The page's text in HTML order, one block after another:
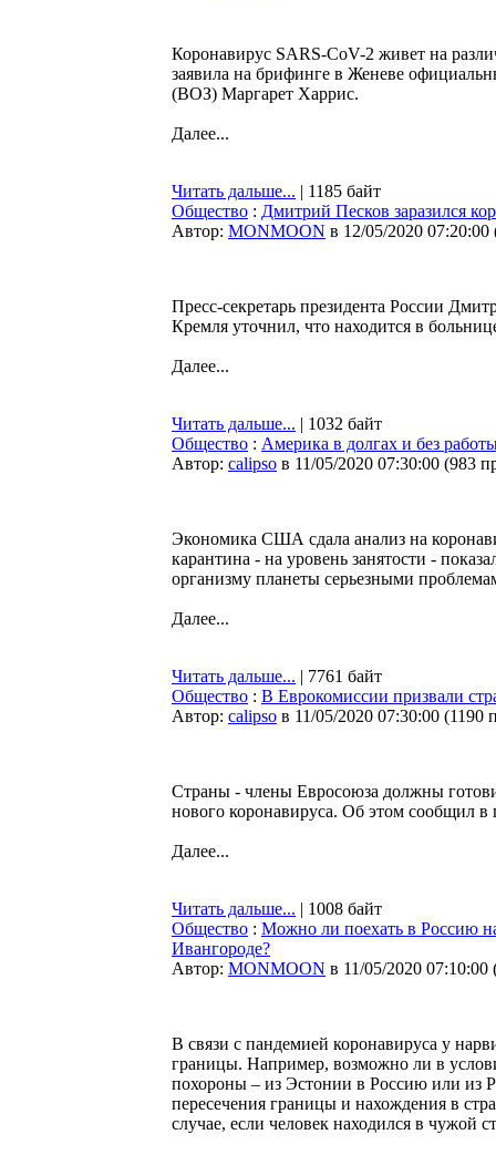
Коронавирус SARS-CoV-2 живет на
заявила на брифинге в Женеве
(ВОЗ) Маргарет Харрис.
Далее...
Читать дальше... | 1185 байт
Общество : Дмитрий Песков заразился
Автор: MONMOON в 12/05/2020 07:20:00
Пресс-секретарь президента России
Кремля уточнил, что находится в
Далее...
Читать дальше... | 1032 байт
Общество : Америка в долгах и без
Автор: calipso в 11/05/2020 07:30:00 (983
Экономика США сдала анализ на
карантина - на уровень занятости -
организму планеты серьезными
Далее...
Читать дальше... | 7761 байт
Общество : В Еврокомиссии призвали
Автор: calipso в 11/05/2020 07:30:00 (1190
Страны - члены Евросоюза должны
нового коронавируса. Об этом сообщил
Далее...
Читать дальше... | 1008 байт
Общество : Можно ли поехать в Россию
Ивангороде?
Автор: MONMOON в 11/05/2020 07:10:00
В связи с пандемией коронавируса у
границы. Например, возможно ли в
похороны – из Эстонии в Россию или из
пересечения границы и нахождения в
случае, если человек находился в чужой